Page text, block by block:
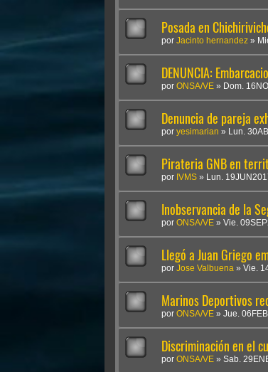
Posada en
por Jacinto hernandez »
DENUNCIA:
por ONSA/VE » Dom.
Denuncia de pareja
por yesimarian » Lun.
Pirateria GNB en
por IVMS » Lun.
Inobservancia de la
por ONSA/VE » Vie.
Llegó a Juan Griego
por Jose Valbuena » Vie.
Marinos Deportivos
por ONSA/VE » Jue.
Discriminación en el
por ONSA/VE » Sab.